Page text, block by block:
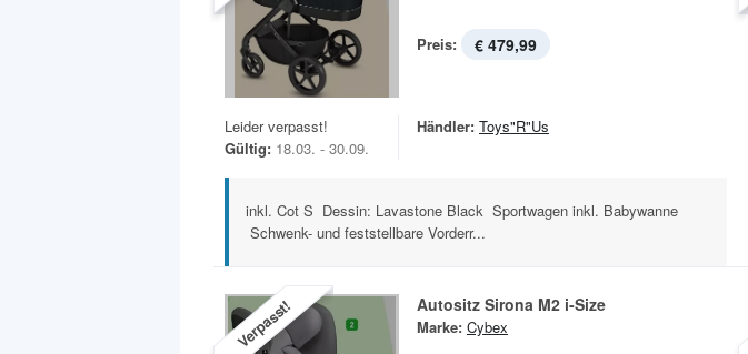
Preis: € 479,99
Leider verpasst!
Gültig: 18.03. - 30.09.
Händler: Toys"R"Us
inkl. Cot S Dessin: Lavastone Black Sportwagen inkl. Babywanne
Schwenk- und feststellbare Vorderr...
Verpasst! Autositz Sirona M2 i-Size
Marke: Cybex